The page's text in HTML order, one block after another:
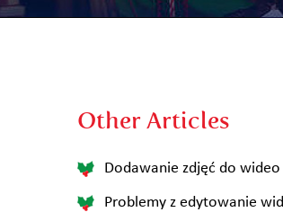
Other Articles
Dodawanie zdjęć do wideo
Problemy z edytowanie